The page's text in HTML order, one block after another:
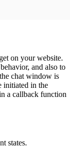
on your website.
and also to
chat window is
initiated in the
a callback function
states.